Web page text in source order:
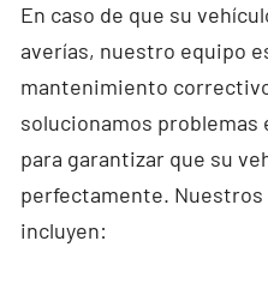
En caso de que su
averías, nuestro equipo
mantenimiento
solucionamos
para garantizar que su
perfectamente.
incluyen: